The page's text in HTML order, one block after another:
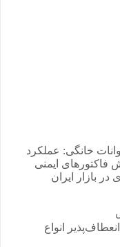
خانگی: عملکرد
فاکتورهای ایمنی
بازار ایران
انواع